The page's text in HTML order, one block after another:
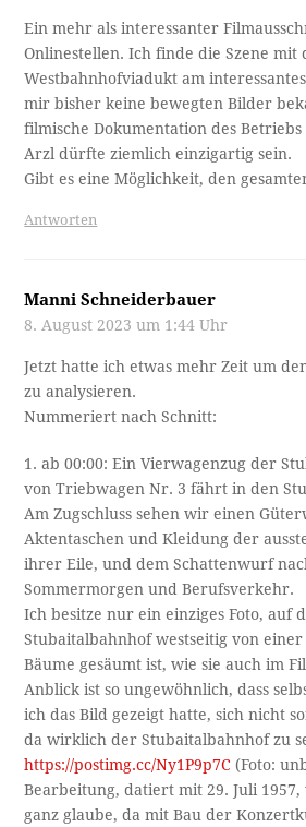
Ein mehr als interessanter
Onlinestellen. Ich finde die Szene mit
Westbahnhofviadukt am
mir bisher keine bewegten Bilder
filmische Dokumentation des
Arzl dürfte ziemlich einzigartig sein.
Gibt es eine Möglichkeit, den
Antworten
Manni Schneiderbauer
8. August 2023 um 1:44 Uhr
Jetzt hatte ich etwas mehr Zeit um
zu analysieren.
Nummeriert nach Schnitt:
1. ab 00:00: Ein Vierwagenzug der
von Triebwagen Nr. 3 fährt in den
Am Zugschluss sehen wir einen
Aktentaschen und Kleidung der
ihrer Eile, und dem Schattenwurf
Sommermorgen und Berufsverkehr.
Ich besitze nur ein einziges Foto, auf
Stubaitalbahnhof westseitig von
Bäume gesäumt ist, wie sie auch im
Anblick ist so ungewöhnlich, dass
ich das Bild gezeigt hatte, sich nicht
da wirklich der Stubaitalbahnhof zu
https://postimg.cc/Ny1P9p7C (Foto:
Bearbeitung, datiert mit 29. Juli
ganz glaube, da mit Bau der